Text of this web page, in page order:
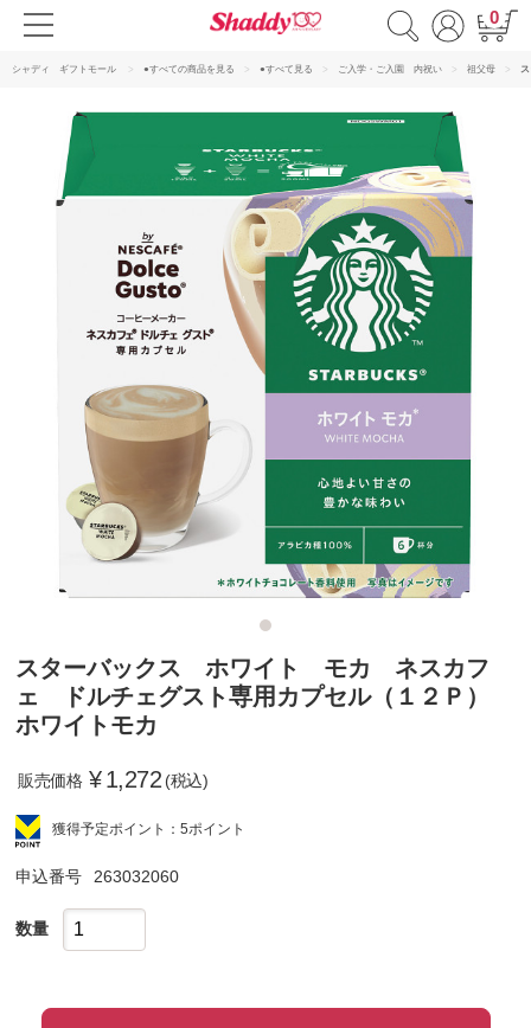
0
シャディ ギフトモール ●すべての商品を見る ●すべて見る ご入学・ご入園 内祝い 祖父母
スターバックス ホワイト モカ ネスカフ
ェ ドルチェグスト専用カプセル（１２Ｐ）
ホワイトモカ
販売価格 ¥1,272 (税込)
獲得予定ポイント：5ポイント
申込番号 263032060
数量